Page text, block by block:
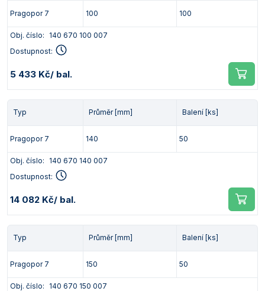
Pragopor 7 100 100
Obj. číslo:
140 670 100 007
Dostupnost:
5 433 Kč/ bal.
Typ Průměr [mm] Balení [ks]
Pragopor 7 140 50
Obj. číslo:
140 670 140 007
Dostupnost:
14 082 Kč/ bal.
Typ Průměr [mm] Balení [ks]
Pragopor 7 150 50
Obj. číslo:
140 670 150 007